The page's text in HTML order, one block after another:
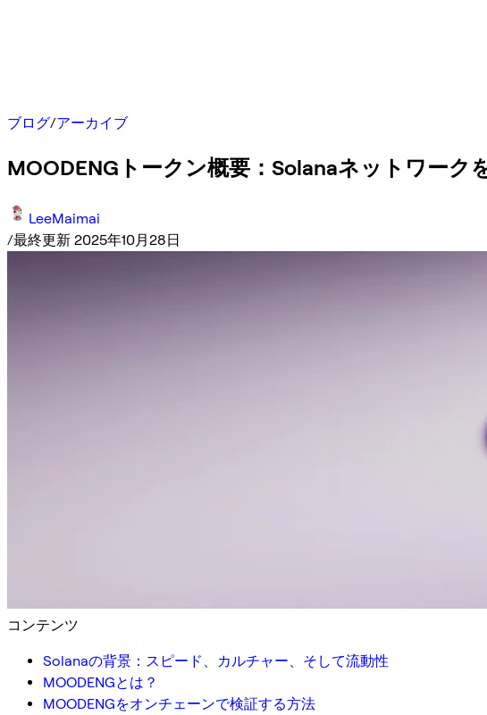
ブログ/アーカイブ
MOODENGトークン概要：Solanaネットワーク
LeeMaimai
/最終更新 2025年10月28日
コンテンツ
Solanaの背景：スピード、カルチャー、そして流動性
MOODENGとは？
MOODENGをオンチェーンで検証する方法